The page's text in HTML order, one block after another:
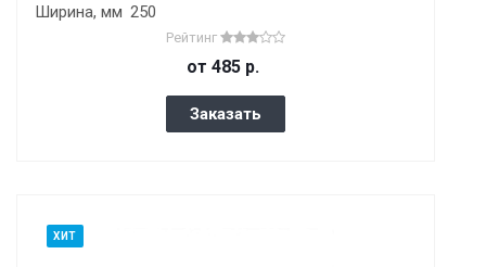
Ширина, мм 250
Рейтинг
от 485 р.
Заказать
ХИТ